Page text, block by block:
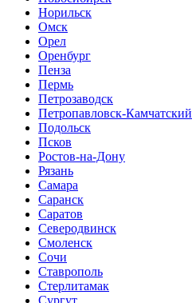
Норильск
Омск
Орел
Оренбург
Пенза
Пермь
Петрозаводск
Петропавловск-Камчатский
Подольск
Псков
Ростов-на-Дону
Рязань
Самара
Саранск
Саратов
Северодвинск
Смоленск
Сочи
Ставрополь
Стерлитамак
Сургут